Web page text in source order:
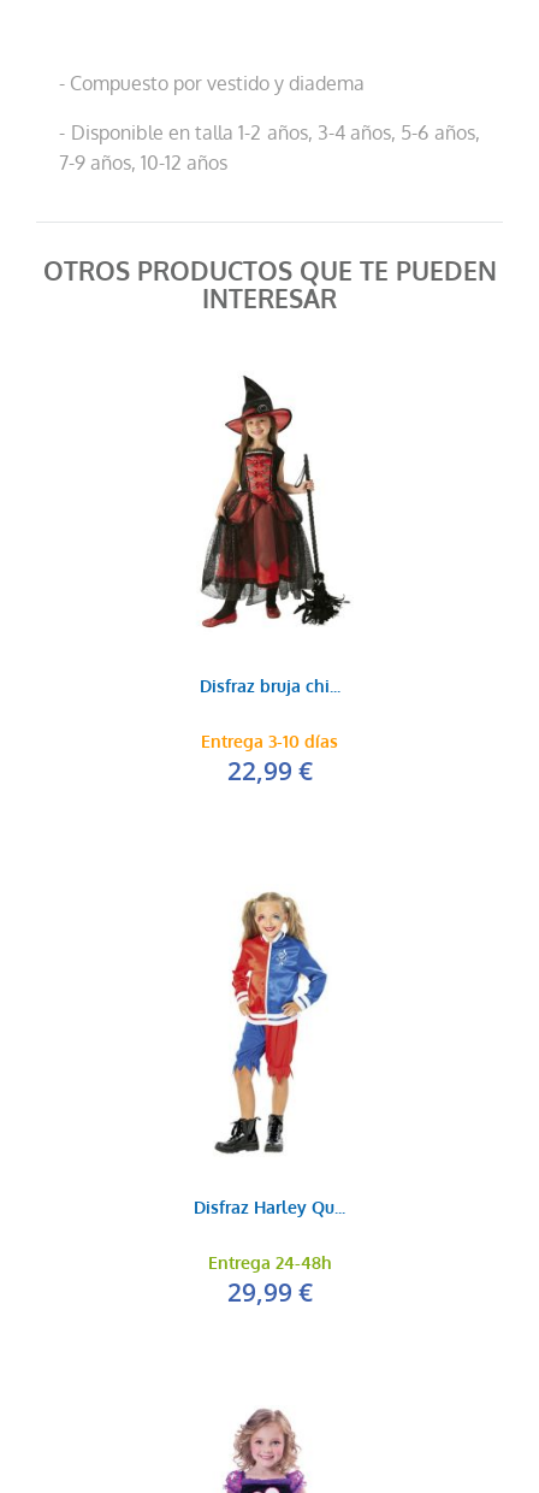
- Compuesto por vestido y diadema
- Disponible en talla 1-2 años, 3-4 años, 5-6 años,
7-9 años, 10-12 años
OTROS PRODUCTOS QUE TE PUEDEN
INTERESAR
Disfraz bruja chi...
Entrega 3-10 días
22,99 €
Disfraz Harley Qu...
Entrega 24-48h
29,99 €